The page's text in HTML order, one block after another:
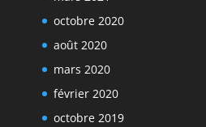
octobre 2020
août 2020
mars 2020
février 2020
octobre 2019